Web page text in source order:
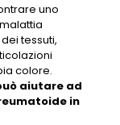
uno
tessuti,
colore.
aiutare ad
in